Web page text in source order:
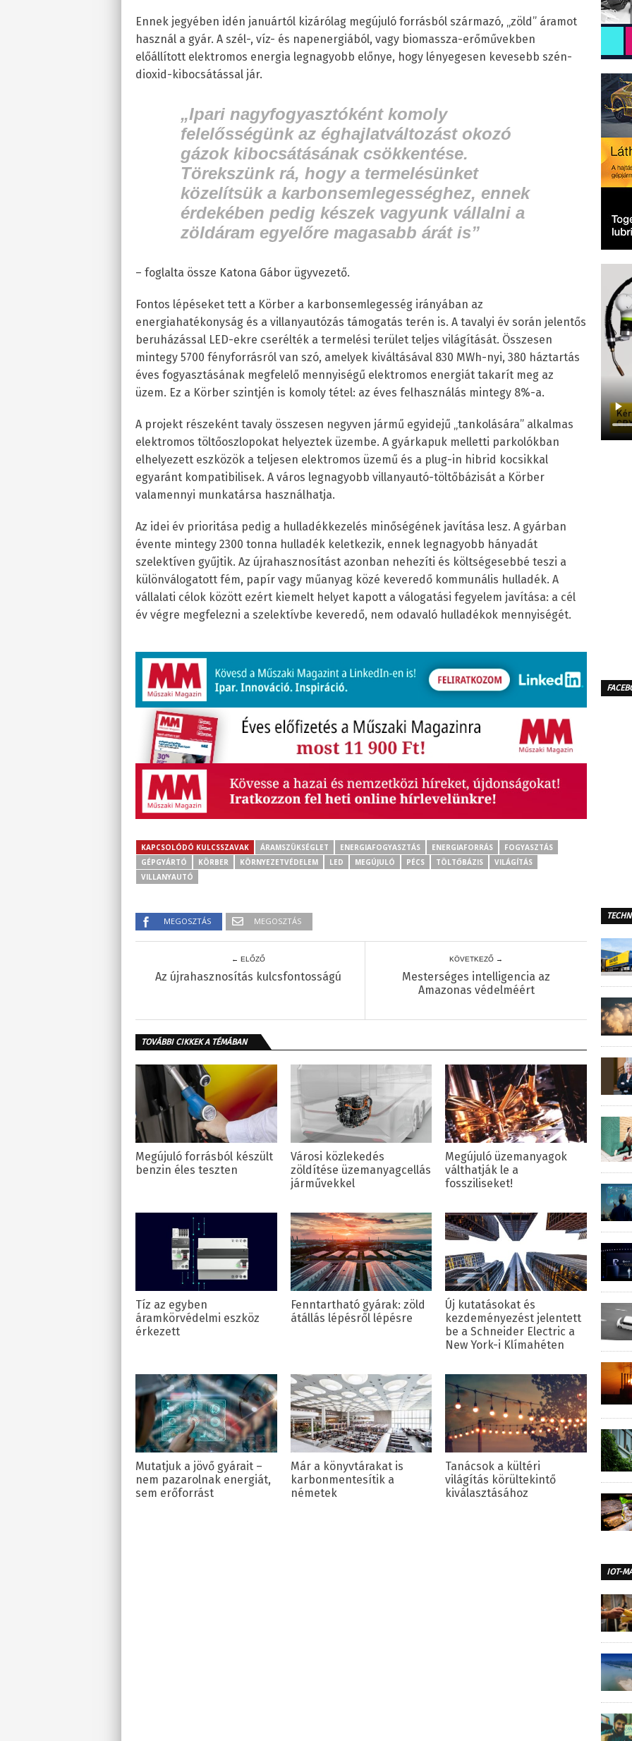
Ennek jegyében idén januártól kizárólag megújuló forrásból származó, „zöld” áramot
használ a gyár. A szél-, víz- és napenergiából, vagy biomassza-erőművekben
előállított elektromos energia legnagyobb előnye, hogy lényegesen kevesebb szén-
dioxid-kibocsátással jár.
„Ipari nagyfogyasztóként komoly
felelősségünk az éghajlatváltozást okozó
gázok kibocsátásának csökkentése.
Törekszünk rá, hogy a termelésünket
közelítsük a karbonsemlegességhez, ennek
érdekében pedig készek vagyunk vállalni a
zöldáram egyelőre magasabb árát is”
– foglalta össze Katona Gábor ügyvezető.
Fontos lépéseket tett a Körber a karbonsemlegesség irányában az
energiahatékonyság és a villanyautózás támogatás terén is. A tavalyi év során jelentős
beruházással LED-ekre cserélték a termelési terület teljes világítását. Összesen
mintegy 5700 fényforrásról van szó, amelyek kiváltásával 830 MWh-nyi, 380 háztartás
éves fogyasztásának megfelelő mennyiségű elektromos energiát takarít meg az
üzem. Ez a Körber szintjén is komoly tétel: az éves felhasználás mintegy 8%-a.
A projekt részeként tavaly összesen negyven jármű egyidejű „tankolására” alkalmas
elektromos töltőoszlopokat helyeztek üzembe. A gyárkapuk melletti parkolókban
elhelyezett eszközök a teljesen elektromos üzemű és a plug-in hibrid kocsikkal
egyaránt kompatibilisek. A város legnagyobb villanyautó-töltőbázisát a Körber
valamennyi munkatársa használhatja.
Az idei év prioritása pedig a hulladékkezelés minőségének javítása lesz. A gyárban
évente mintegy 2300 tonna hulladék keletkezik, ennek legnagyobb hányadát
szelektíven gyűjtik. Az újrahasznosítást azonban nehezíti és költségesebbé teszi a
különválogatott fém, papír vagy műanyag közé keveredő kommunális hulladék. A
vállalati célok között ezért kiemelt helyet kapott a válogatási fegyelem javítása: a cél
év végre megfelezni a szelektívbe keveredő, nem odavaló hulladékok mennyiségét.
KAPCSOLÓDÓ KULCSSZAVAK ÁRAMSZÜKSÉGLET ENERGIAFOGYASZTÁS ENERGIAFORRÁS
FOGYASZTÁS
GÉPGYÁRTÓ
KÖRBER KÖRNYEZETVÉDELEM LED MEGÚJULÓ PÉCS TÖLTŐBÁZIS
VILÁGÍTÁS
VILLANYAUTÓ
MEGOSZTÁS MEGOSZTÁS
← ELŐZŐ
Az újrahasznosítás kulcsfontosságú
KÖVETKEZŐ →
Mesterséges intelligencia az
Amazonas védelméért
TOVÁBBI CIKKEK A TÉMÁBAN
Megújuló forrásból készült
benzin éles teszten
Városi közlekedés
zöldítése üzemanyagcellás
járművekkel
Megújuló üzemanyagok
válthatják le a
fossziliseket!
Tíz az egyben
áramkörvédelmi eszköz
érkezett
Fenntartható gyárak: zöld
átállás lépésről lépésre
Új kutatásokat és
kezdeményezést jelentett
be a Schneider Electric a
New York-i Klímahéten
Mutatjuk a jövő gyárait –
nem pazarolnak energiát,
sem erőforrást
Már a könyvtárakat is
karbonmentesítik a
németek
Tanácsok a kültéri
világítás körültekintő
kiválasztásához
IOT-